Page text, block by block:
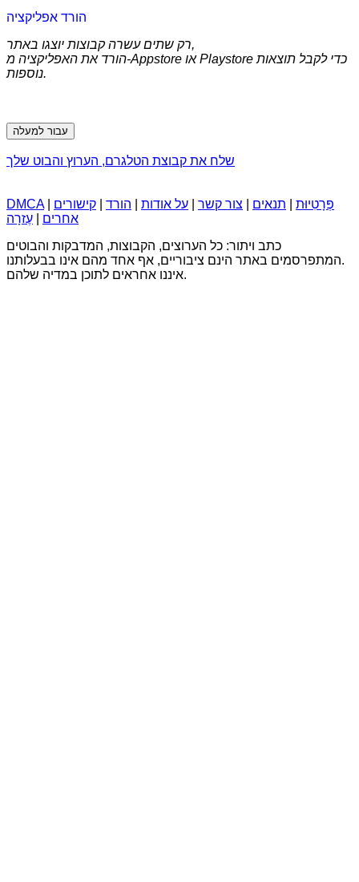
הורד אפליקציה
רק שתים עשרה קבוצות יוצגו באתר,
הורד את האפליקציה מ-Appstore או Playstore כדי לקבל תוצאות
נוספות.
עבור למעלה
שלח את קבוצת הטלגרם, הערוץ והבוט שלך
DMCA| פְּרָטִיוּת תנאים צור קשר על אודות הורד
קישורים
אחרים
עֶזרָה
כתב ויתור: כל הערוצים, הקבוצות, המדבקות והבוטים
המתפרסמים באתר הינם ציבוריים, אף אחד מהם אינו בבעלותנו.
איננו אחראים לתוכן במדיה שלהם.